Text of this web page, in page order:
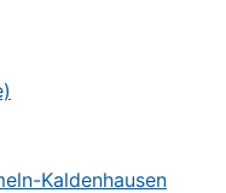
Kaldenhausen